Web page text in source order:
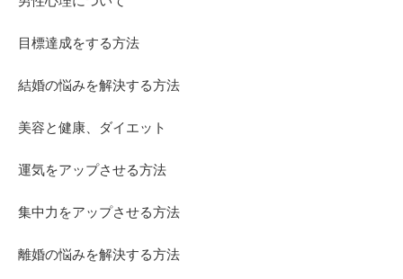
目標達成をする方法
結婚の悩みを解決する方法
美容と健康、ダイエット
運気をアップさせる方法
集中力をアップさせる方法
離婚の悩みを解決する方法